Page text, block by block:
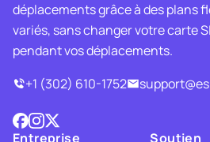
déplacements grâce à des plans
variés, sans changer votre carte
pendant vos déplacements.
+1 (302) 610-1752
Entreprise Soutien